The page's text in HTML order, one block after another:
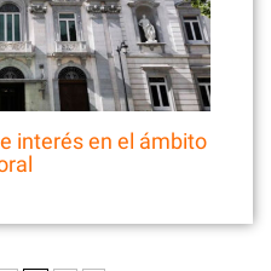
interés en el ámbito